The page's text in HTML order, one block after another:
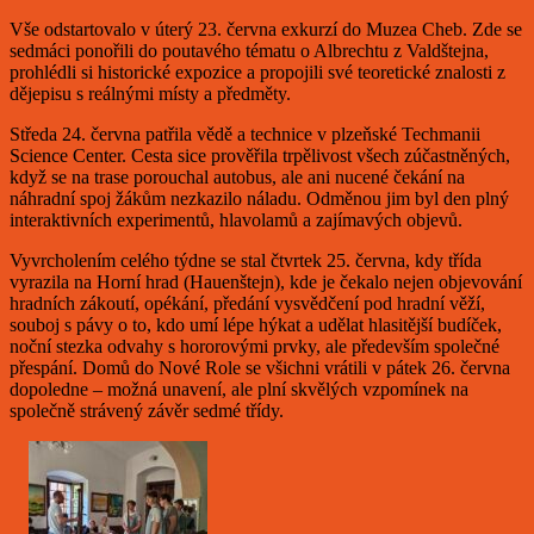
Vše odstartovalo v úterý 23. června exkurzí do Muzea Cheb. Zde se
sedmáci ponořili do poutavého tématu o Albrechtu z Valdštejna,
prohlédli si historické expozice a propojili své teoretické znalosti z
dějepisu s reálnými místy a předměty.
Středa 24. června patřila vědě a technice v plzeňské Techmanii
Science Center. Cesta sice prověřila trpělivost všech zúčastněných,
když se na trase porouchal autobus, ale ani nucené čekání na
náhradní spoj žákům nezkazilo náladu. Odměnou jim byl den plný
interaktivních experimentů, hlavolamů a zajímavých objevů.
Vyvrcholením celého týdne se stal čtvrtek 25. června, kdy třída
vyrazila na Horní hrad (Hauenštejn), kde je čekalo nejen objevování
hradních zákoutí, opékání, předání vysvědčení pod hradní věží,
souboj s pávy o to, kdo umí lépe hýkat a udělat hlasitější budíček,
noční stezka odvahy s hororovými prvky, ale především společné
přespání. Domů do Nové Role se všichni vrátili v pátek 26. června
dopoledne – možná unavení, ale plní skvělých vzpomínek na
společně strávený závěr sedmé třídy.